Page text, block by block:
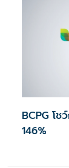
BCPG โ
146%